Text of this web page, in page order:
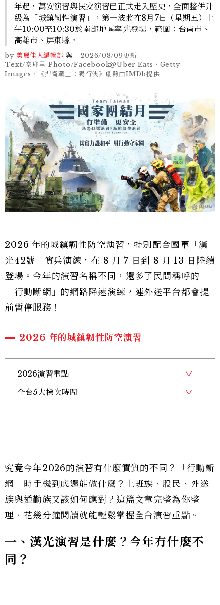
年起，萬安演習與民安演習已正式走入歷史，全面整併升
級為「城鎮韌性演習」，第一波將在8月7日（星期五）上
午10:00至10:30於南部地區率先登場，範圍：台南市、
高雄市、屏東縣。
by 美麗佳人編輯部 與 -2026/08/09更新
Text/奈耶里 Photo/Facebook@Uber Eats、Getty
Images、《捍衛戰士：獨行俠》劇照由IMDb提供
2026 年的城鎮韌性防空演習，特別配合國軍「漢
光42號」實兵演練，在 8 月 7 日到 8 月 13 日陸續
登場。今年的演習名稱不同，還多了民間稱呼的
「行動斷網」的網路降速演練，連外送平台都會提
前暫停服務！
2026 年的城鎮韌性防空演習
2026演習重點
全台5大梯次時間
究竟今年2026的演習有什麼實質的不同？「行動斷
網」時手機到底還能做什麼？上班族、股民、外送
族與通勤族又該如何應對？這篇文章完整為你整
理，花幾分鐘閱讀就能輕鬆掌握全台演習重點。
一、漢光演習是什麼？今年有什麼不
同？